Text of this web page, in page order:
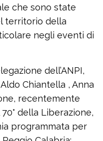
che sono state
territorio della
negli eventi di
dell’ANPI,
Chiantella , Anna
recentemente
della Liberazione,
programmata per